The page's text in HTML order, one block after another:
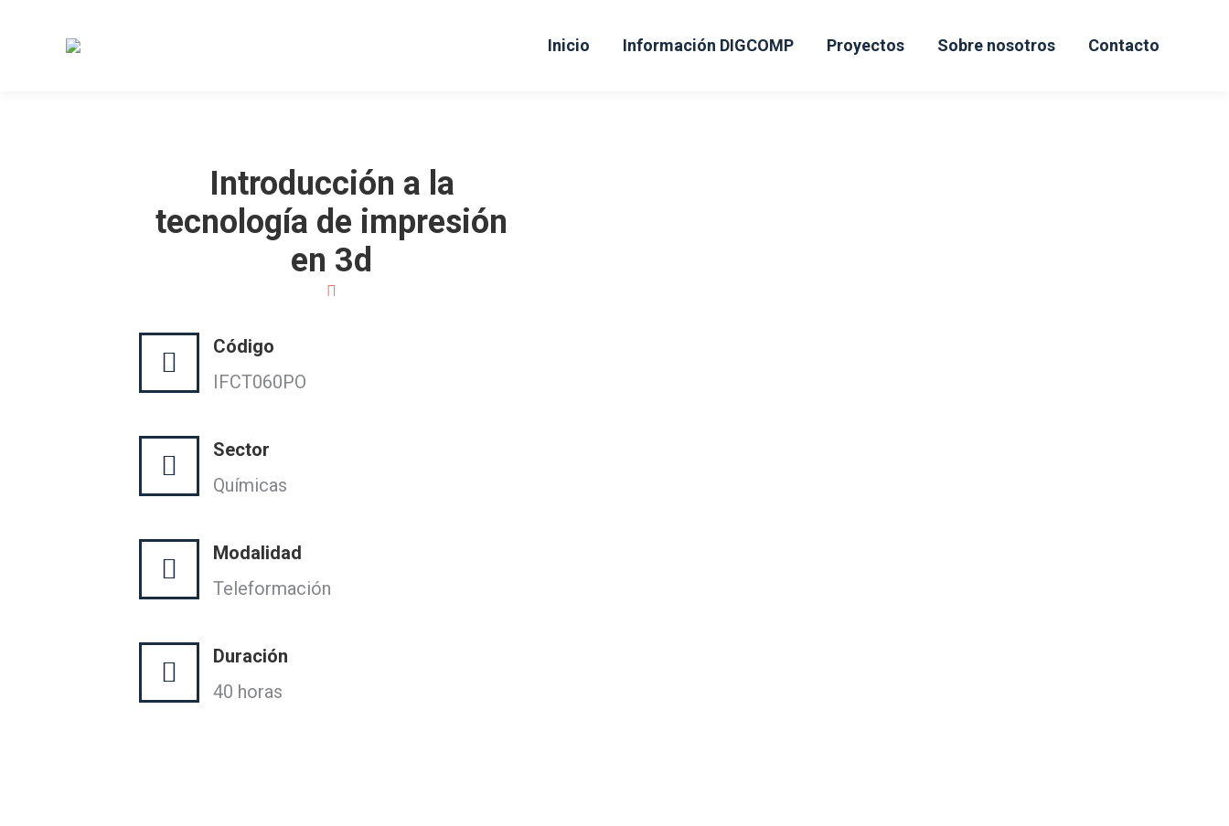
Inicio Información DIGCOMP Proyectos Sobre nosotros Contacto
Introducción a la
tecnología de impresión
en 3d
Código
IFCT060PO
Sector
Químicas
Modalidad
Teleformación
Duración
40 horas